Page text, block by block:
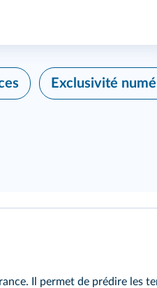
Exclusivité
Il permet de prédire les